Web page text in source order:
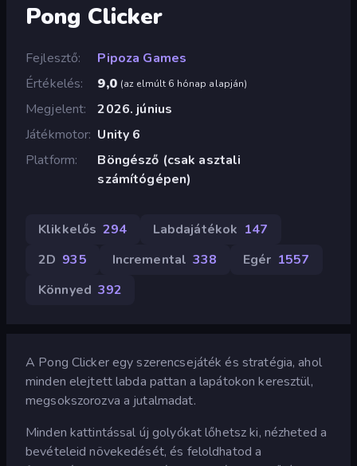
Pong Clicker
Fejlesztő
Pipoza Games
Értékelés
9,0 (az elmúlt 6 hónap alapján)
Megjelent
2026. június
Játékmotor Unity 6
Platform
Böngésző (csak asztali
számítógépen)
Klikkelős 294 Labdajátékok 147
2D 935 Incremental 338 Egér 1557
Könnyed 392
A Pong Clicker egy szerencsejáték és stratégia, ahol
minden elejtett labda pattan a lapátokon keresztül,
megsokszorozva a jutalmadat.
Minden kattintással új golyókat lőhetsz ki, nézheted a
bevételeid növekedését, és feloldhatod a